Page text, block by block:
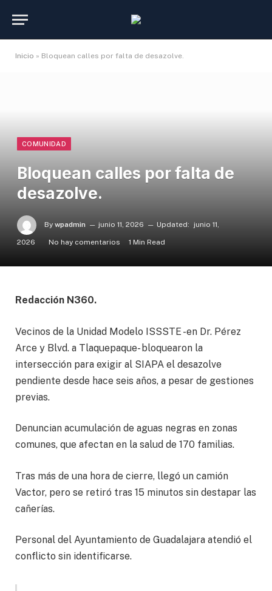
Inicio » Bloquean calles por falta de desazolve.
COMUNIDAD
Bloquean calles por falta de
desazolve.
By wpadmin junio 11, 2026 Updated: junio 11,
2026 No hay comentarios 1 Min Read
Redacción N360.
Vecinos de la Unidad Modelo ISSSTE -en Dr. Pérez
Arce y Blvd. a Tlaquepaque- bloquearon la
intersección para exigir al SIAPA el desazolve
pendiente desde hace seis años, a pesar de gestiones
previas.
Denuncian acumulación de aguas negras en zonas
comunes, que afectan en la salud de 170 familias.
Tras más de una hora de cierre, llegó un camión
Vactor, pero se retiró tras 15 minutos sin destapar las
cañerías.
Personal del Ayuntamiento de Guadalajara atendió el
conflicto sin identificarse.